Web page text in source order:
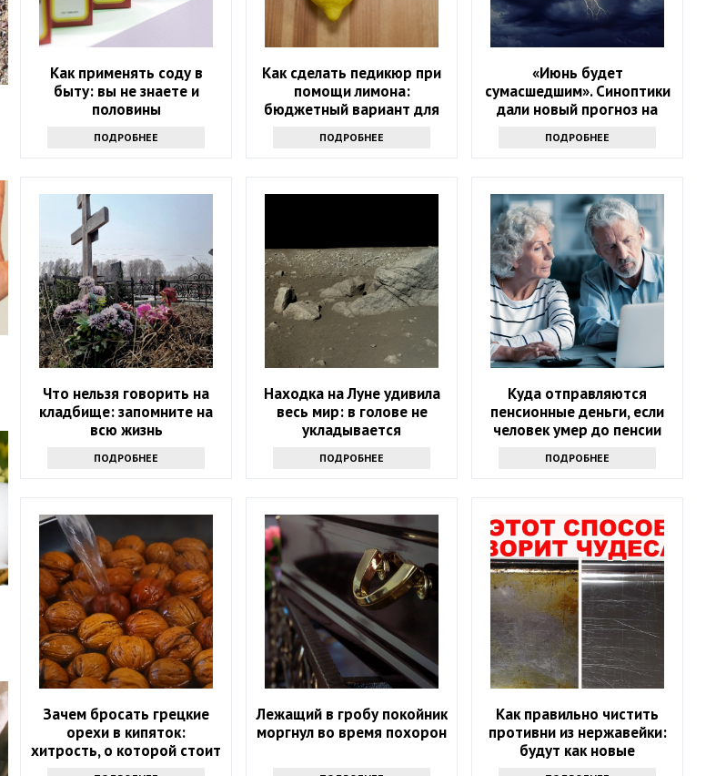
Как применять соду в
быту: вы не знаете и
половины
ПОДРОБНЕЕ
Как сделать педикюр при
помощи лимона:
бюджетный вариант для
ПОДРОБНЕЕ
«Июнь будет
сумасшедшим». Синоптики
дали новый прогноз на
ПОДРОБНЕЕ
Что нельзя говорить на
кладбище: запомните на
всю жизнь
ПОДРОБНЕЕ
Находка на Луне удивила
весь мир: в голове не
укладывается
ПОДРОБНЕЕ
Куда отправляются
пенсионные деньги, если
человек умер до пенсии
ПОДРОБНЕЕ
Зачем бросать грецкие
орехи в кипяток:
хитрость, о которой стоит
Лежащий в гробу покойник
моргнул во время похорон
Как правильно чистить
противни из нержавейки:
будут как новые